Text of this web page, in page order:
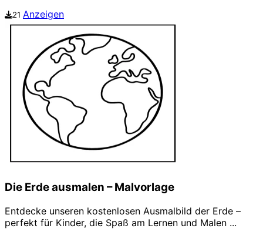
21 Anzeigen
Die Erde ausmalen – Malvorlage
Entdecke unseren kostenlosen Ausmalbild der Erde –
perfekt für Kinder, die Spaß am Lernen und Malen ...